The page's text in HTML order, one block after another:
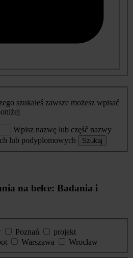
szukałeś zawsze możesz wpisać
Wpisz nazwę lub część nazwy
lub podyplomowych
Szukaj
na belce: Badania i
Poznań
projekt
Warszawa
Wrocław